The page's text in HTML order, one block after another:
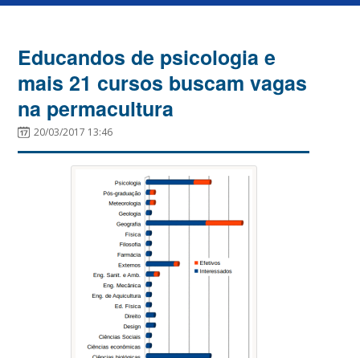
Educandos de psicologia e
mais 21 cursos buscam vagas
na permacultura
20/03/2017 13:46